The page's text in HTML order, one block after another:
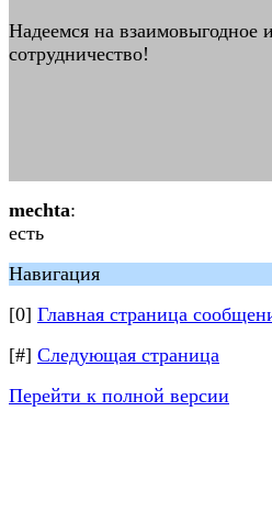
Надеемся на взаимовыгодное
сотрудничество!
mechta:
есть
Навигация
[0] Главная страница
[#] Следующая страница
Перейти к полной версии